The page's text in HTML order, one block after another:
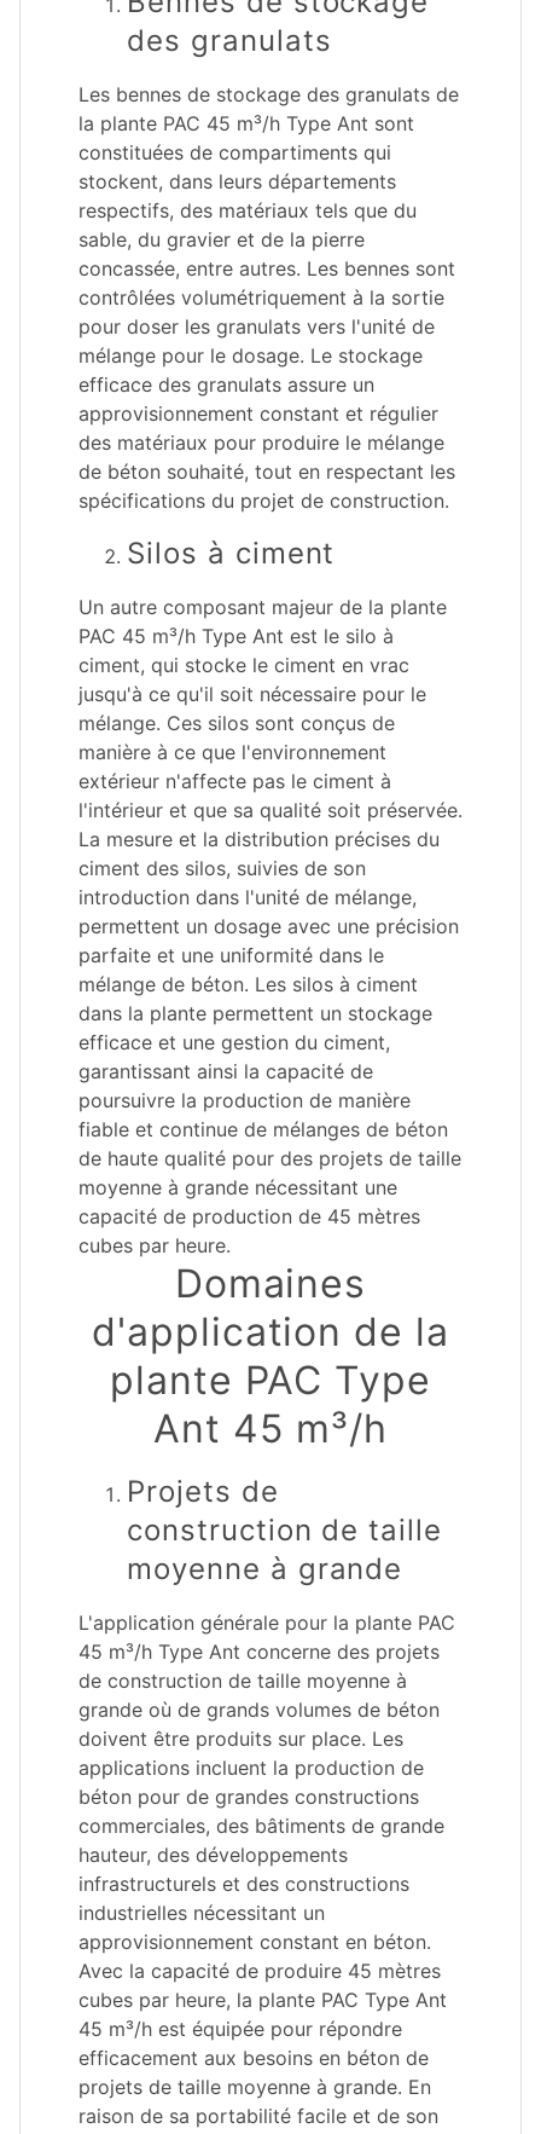
des granulats
Les bennes de stockage des granulats de
la plante PAC 45 m³/h Type Ant sont
constituées de compartiments qui
stockent, dans leurs départements
respectifs, des matériaux tels que du
sable, du gravier et de la pierre
concassée, entre autres. Les bennes sont
contrôlées volumétriquement à la sortie
pour doser les granulats vers l'unité de
mélange pour le dosage. Le stockage
efficace des granulats assure un
approvisionnement constant et régulier
des matériaux pour produire le mélange
de béton souhaité, tout en respectant les
spécifications du projet de construction.
Silos à ciment
Un autre composant majeur de la plante
PAC 45 m³/h Type Ant est le silo à
ciment, qui stocke le ciment en vrac
jusqu'à ce qu'il soit nécessaire pour le
mélange. Ces silos sont conçus de
manière à ce que l'environnement
extérieur n'affecte pas le ciment à
l'intérieur et que sa qualité soit préservée.
La mesure et la distribution précises du
ciment des silos, suivies de son
introduction dans l'unité de mélange,
permettent un dosage avec une précision
parfaite et une uniformité dans le
mélange de béton. Les silos à ciment
dans la plante permettent un stockage
efficace et une gestion du ciment,
garantissant ainsi la capacité de
poursuivre la production de manière
fiable et continue de mélanges de béton
de haute qualité pour des projets de taille
moyenne à grande nécessitant une
capacité de production de 45 mètres
cubes par heure.
Domaines
d'application de la
plante PAC Type
Ant 45 m³/h
Projets de
construction de taille
moyenne à grande
L'application générale pour la plante PAC
45 m³/h Type Ant concerne des projets
de construction de taille moyenne à
grande où de grands volumes de béton
doivent être produits sur place. Les
applications incluent la production de
béton pour de grandes constructions
commerciales, des bâtiments de grande
hauteur, des développements
infrastructurels et des constructions
industrielles nécessitant un
approvisionnement constant en béton.
Avec la capacité de produire 45 mètres
cubes par heure, la plante PAC Type Ant
45 m³/h est équipée pour répondre
efficacement aux besoins en béton de
projets de taille moyenne à grande. En
raison de sa portabilité facile et de son